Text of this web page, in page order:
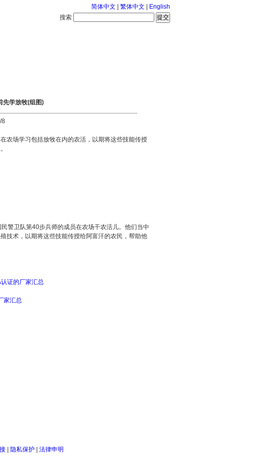
简体中文 繁体中文
English
搜索
先学放牧(组图)
8
农场学习包括放牧在内的农活，以期将这些技能传授
警卫队第40步兵师的成员在农场干农活儿。他们当中
技术，以期将这些技能传授给阿富汗的农民，帮助他
证的厂家汇总
家汇总
| 隐私保护| 法律申明